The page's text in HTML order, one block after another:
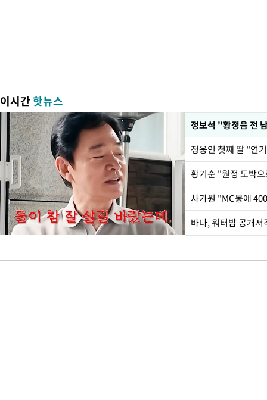
이시간핫뉴스
정웅인 첫째 딸 "연
황기순 "원정 도박
바다, 워터밤 공개